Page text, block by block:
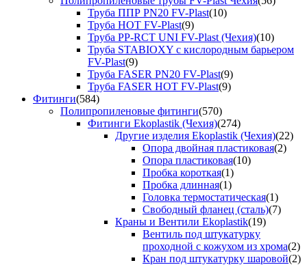
Труба ППР PN20 FV-Plast(10)
Труба HOT FV-Plast(9)
Труба PP-RCT UNI FV-Plast (Чехия)(10)
Труба STABIOXY с кислородным барьером
FV-Plast(9)
Труба FASER PN20 FV-Plast(9)
Труба FASER HOT FV-Plast(9)
Фитинги(584)
Полипропиленовые фитинги(570)
Фитинги Ekoplastik (Чехия)(274)
Другие изделия Ekoplastik (Чехия)(22)
Опора двойная пластиковая(2)
Опора пластиковая(10)
Пробка короткая(1)
Пробка длинная(1)
Головка термостатическая(1)
Свободный фланец (сталь)(7)
Краны и Вентили Ekoplastik(19)
Вентиль под штукатурку
проходной с кожухом из хрома(2)
Кран под штукатурку шаровой(2)